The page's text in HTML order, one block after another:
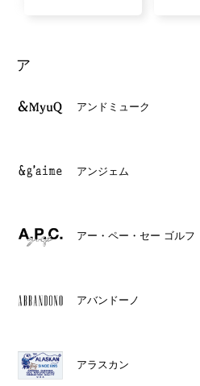
ア
アンドミューク
アンジェム
アー・ペー・セー ゴルフ
アバンドーノ
アラスカン